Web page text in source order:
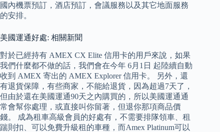
國內機票預訂，酒店預訂，會議服務以及其它地面服務
的安排。
美國運通好處: 相關新聞
對於已經持有 AMEX CX Elite 信用卡的用戶來說，如果
我們什麼都不做的話，我們會在今年 6月1日 起陸續自動
收到 AMEX 寄出的 AMEX Explorer 信用卡。 另外，還
有退貨保障，有些商家，不能給退貨，因為超過7天了，
但由於還在美國運通90天之內購買的，所以美國運通通
常會幫你處理，或直接叫你留著，但退你那項商品價
錢。 成為租車高級會員的好處有，不需要排隊領車、租
踹則扣、可以免費升級租的車種，而Amex Platinum可以